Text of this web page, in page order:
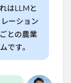
はLLMと
ーション
との農業
です。